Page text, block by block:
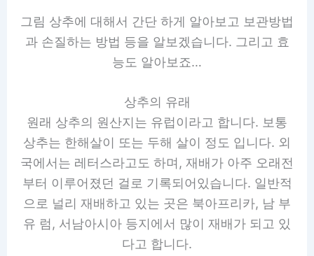
그림 상추에 대해서 간단 하게 알아보고 보관방법
과 손질하는 방법 등을 알보겠습니다. 그리고 효
능도 알아보죠…
상추의 유래
원래 상추의 원산지는 유럽이라고 합니다. 보통
상추는 한해살이 또는 두해 살이 정도 입니다. 외
국에서는 레터스라고도 하며, 재배가 아주 오래전
부터 이루어졌던 걸로 기록되어있습니다. 일반적
으로 널리 재배하고 있는 곳은 북아프리카, 남 부
유 럼, 서남아시아 등지에서 많이 재배가 되고 있
다고 합니다.